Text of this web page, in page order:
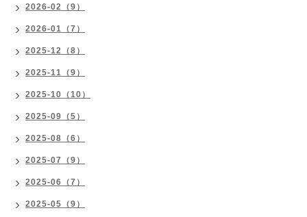
2026-02（9）
2026-01（7）
2025-12（8）
2025-11（9）
2025-10（10）
2025-09（5）
2025-08（6）
2025-07（9）
2025-06（7）
2025-05（9）